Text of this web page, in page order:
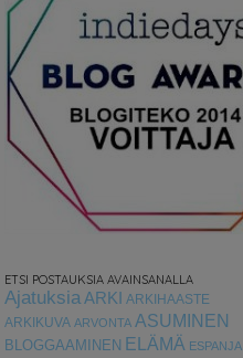
ETSI POSTAUKSIA AVAINSANALLA
AjatuksiaARKI ARKIHAASTE
ARKIKUVA ARVONTA ASUMINEN
BLOGGAAMINEN ELÄMÄ ESPANJA